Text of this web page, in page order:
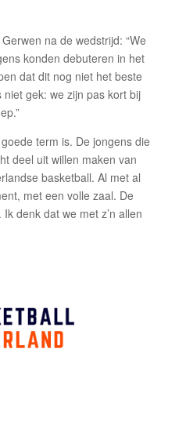
na de wedstrijd: “We
konden debuteren in het
dat dit nog niet het beste
gek: we zijn pas kort bij
goede term is. De jongens die
deel uit willen maken van
basketball. Al met al
met een volle zaal. De
denk dat we met z’n allen